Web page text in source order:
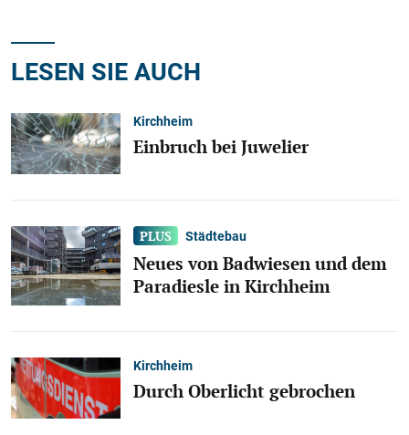
LESEN SIE AUCH
Kirchheim
Einbruch bei Juwelier
Städtebau
Neues von Badwiesen und dem
Paradiesle in Kirchheim
Kirchheim
Durch Oberlicht gebrochen